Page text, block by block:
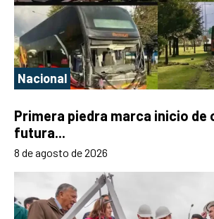
Nacional
Primera piedra marca inicio de
futura...
8 de agosto de 2026